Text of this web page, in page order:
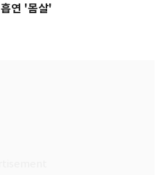
연 '몸살'